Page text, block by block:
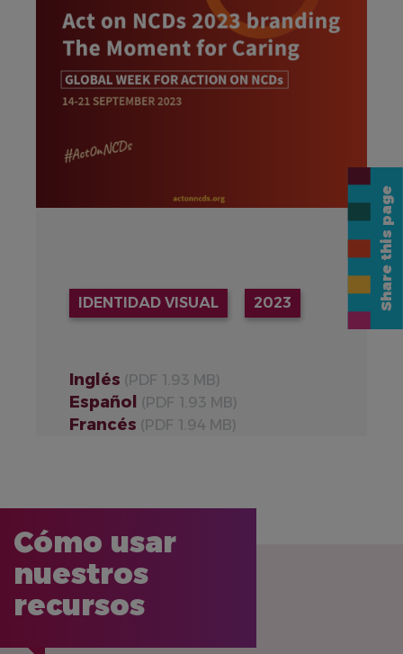
IDENTIDAD VISUAL 2023
Inglés (PDF 1.93 MB)
Español (PDF 1.93 MB)
Francés (PDF 1.94 MB)
Cómo usar
nuestros
recursos
Share this page